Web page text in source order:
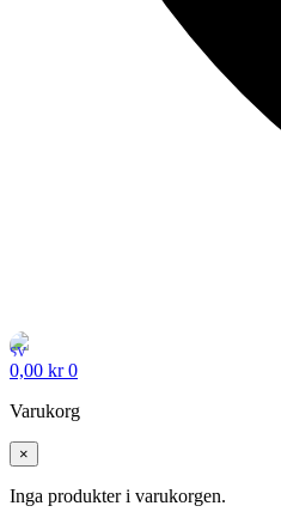
0,00 kr 0
Varukorg
×
Inga produkter i varukorgen.